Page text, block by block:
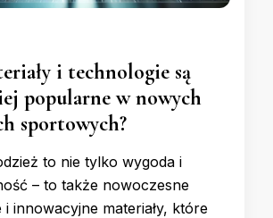
i technologie są
popularne w nowych
sportowych?
to nie tylko wygoda i
– to także nowoczesne
i innowacyjne materiały, które